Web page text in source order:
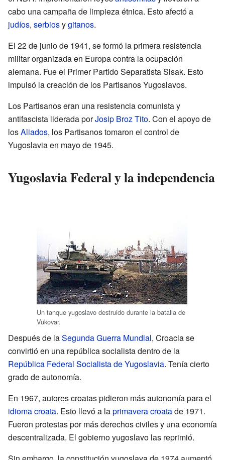
cabo una campaña de limpieza étnica. Esto afectó a
judíos, serbiosygitanos.
El 22 de junio de 1941, se formó la primera resistencia
militar organizada en Europa contra la ocupación
alemana. Fue el Primer Partido Separatista Sisak. Esto
impulsó la creación de los Partisanos Yugoslavos.
Los Partisanos eran una resistencia comunista y
antifascista liderada porJosip Broz Tito. Con el apoyo de
losAliados, los Partisanos tomaron el control de
Yugoslavia en mayo de 1945.
Yugoslavia Federal y la independencia
Un tanque yugoslavo destruido durante la batalla de
Vukovar.
Después de laSegunda Guerra Mundial, Croacia se
convirtió en una república socialista dentro de la
República Federal Socialista de Yugoslavia. Tenía cierto
grado de autonomía.
En 1967, autores croatas pidieron más autonomía para el
idioma croata. Esto llevó a laprimavera croatade 1971.
Fueron protestas por más derechos civiles y una economía
descentralizada. El gobierno yugoslavo las reprimió.